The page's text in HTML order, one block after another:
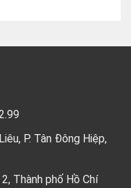
P. Tân Đông Hiệp,
Thành phố Hồ Chí